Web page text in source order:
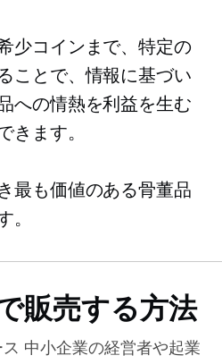
少コインまで、特定の
ことで、情報に基づい
への情熱を利益を生む
きます。
最も価値のある骨董品
。
販売する方法
中小企業の経営者や起業